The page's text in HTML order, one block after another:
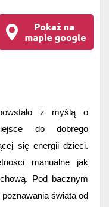
z myślą o
do dobrego
się energii dzieci.
manualne jak
Pod bacznym
świata od